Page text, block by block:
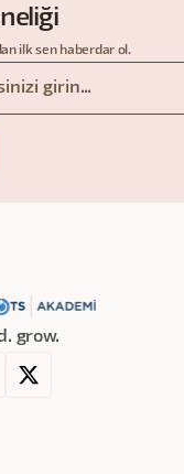
ilk sen haberdar ol.
grow.